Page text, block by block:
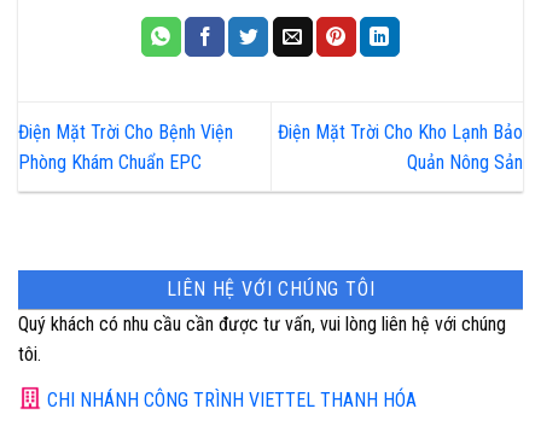
Điện Mặt Trời Cho Bệnh Viện
Phòng Khám Chuẩn EPC
Điện Mặt Trời Cho Kho Lạnh Bảo
Quản Nông Sản
LIÊN HỆ VỚI CHÚNG TÔI
Quý khách có nhu cầu cần được tư vấn, vui lòng liên hệ với chúng
tôi.
CHI NHÁNH CÔNG TRÌNH VIETTEL THANH HÓA